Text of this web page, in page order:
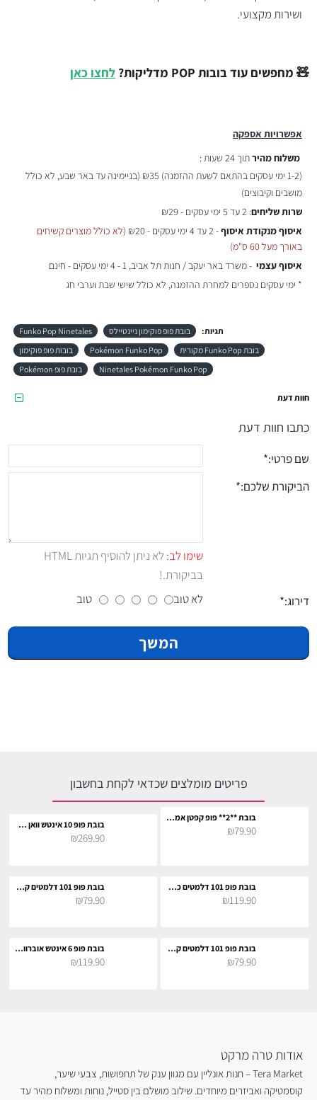
אפשרויות אספקה
משלוח מהירתוך 24 שעות :
(1-2 ימי עסקים בהתאם לשעת ההזמנה)
₪35 (בניימינה עד באר שבע, לא כולל
מושבים וקיבוצים)
שרות שליחים: 2 עד 5 ימי עסקים - ₪29
איסוף מנקודת איסוף- 2 עד 4 ימי עסקים - ₪20
(לא כולל מוצרים קשיחים
באורך מעל 60 ס"מ)
איסוף עצמי - משרד באר יעקב / חנות תל אביב, 1 - 4 ימי עסקים - חינם
* ימי עסקים נספרים למחרת ההזמנה, לא כולל שישי שבת וערבי חג
🧸 מחפשים עוד בובות POP מדליקות? לחצו כאן
ושירות מקצועי.
תגיות: בובת פופ פוקימון ניינטיילס
Funko Pop Ninetales
בובת Funko Pop מקורית
Pokémon Funko Pop
בובות פופ פוקימון
Ninetales Pokémon Funko Pop
בובת פופ Pokémon
חוות דעת
כתבו חוות דעת
שם פרטי:
הביקורת שלכם:
שימו לב:
לא ניתן להוסיף תגיות HTML
בביקורת.!
דירוג:
לא טוב טוב
המשך
פריטים מומלצים שכדאי לקחת בחשבון
בובת **2** פופ קפטן אמריקה קלאסי לאספנים
₪79.90 בובת פופ 10 אינטש וואן פיס סט ג'ייגרסיה
₪269.90
בובת פופ 101 דלמטים כלב פיראט לאספנים
₪119.90
בובת פופ 101 דלמטים קרואלה דה ויל כולל גור כלבים
₪79.90
בובת פופ 101 דלמטים קרואלה דה ויל כולל כובע
₪79.90
בובת פופ 6 אינטש אוברווטש ווינסטון
₪119.90
אודות טרה מרקט
Tera Market – חנות אונליין עם מגוון ענק של תחפושות, צבעי שיער,
קוסמטיקה ואביזרים מיוחדים. שילוב מושלם בין סטייל, נוחות ומשלוח מהיר עד